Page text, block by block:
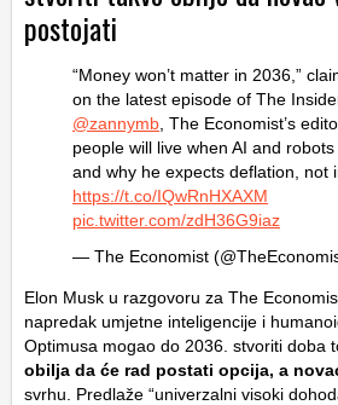
postojati
“Money won’t matter in 2036,”
on the latest episode of The
@zannymb , The Economist’s
people will live when AI and
and why he expects deflation, not
https://t.co/IQwRnHXAXM
pic.twitter.com/zdH36G9iaz
— The Economist
Elon Musk u razgovoru za The
napredak umjetne inteligencije i
Optimusa mogao do 2036. stvoriti doba
obilja da će rad postati opcija, a
svrhu. Predlaže “univerzalni visoki